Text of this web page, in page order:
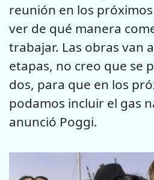
reunión en los
ver de qué manera
trabajar. Las obras van
etapas, no creo que se
dos, para que en los
podamos incluir el gas
anunció Poggi.